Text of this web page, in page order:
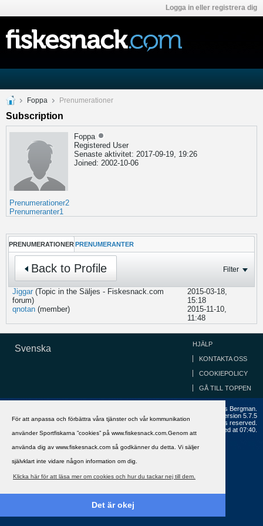
För att anpassa och förbättra våra tjänster och vår kommunikation
använder Sportfiskarna ”cookies” på www.fiskesnack.com.Genom att
använda dig av www.fiskesnack.com så godkänner du detta. Vi säljer
självklart inte vidare någon information om dig.
Klicka här för att läsa mer om cookies och hur du tackar nej till dem.
Det är okej
Logga in eller registrera dig
Foppa Prenumerationer
Subscription
Foppa
Registered User
Senaste aktivitet: 2017-09-19, 19:26
Joined: 2002-10-06
Prenumerationer2
Prenumeranter1
PRENUMERATIONER PRENUMERANTER
Back to Profile Filter
Jiggar (Topic in the Säljes - Fiskesnack.com
forum)
2015-03-18,
15:18
qnotan (member)
2015-11-10,
11:48
Svenska HJÄLP
KONTAKTA OSS
COOKIEPOLICY
GÅ TILL TOPPEN
Copyright ©2002 - 2021, FiskeSnack.com. Grundad 2002 av Anders Bergman.
Powered by
Version 5.7.5
Copyright © 2026 MH Sub I, LLC dba vBulletin. All rights reserved.
All times are GMT+1. This page was generated at 07:40.